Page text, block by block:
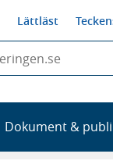
Lättläst
Dokument &